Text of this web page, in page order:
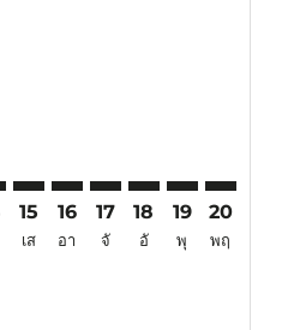
15
เส
16
อา
17
จั
18
อั
19
พุ
20
พฤ